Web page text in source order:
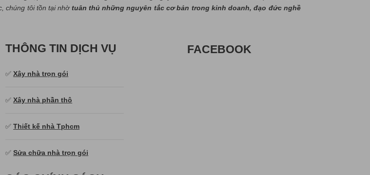
chúng tôi tồn tại nhờ tuân thủ những nguyên tắc cơ bản trong kinh doanh, đạo đức nghề
THÔNG TIN DỊCH VỤ
✅Xây nhà trọn gói
✅Xây nhà phần thô
✅Thiết kế nhà Tphcm
✅Sửa chữa nhà trọn gói
FACEBOOK